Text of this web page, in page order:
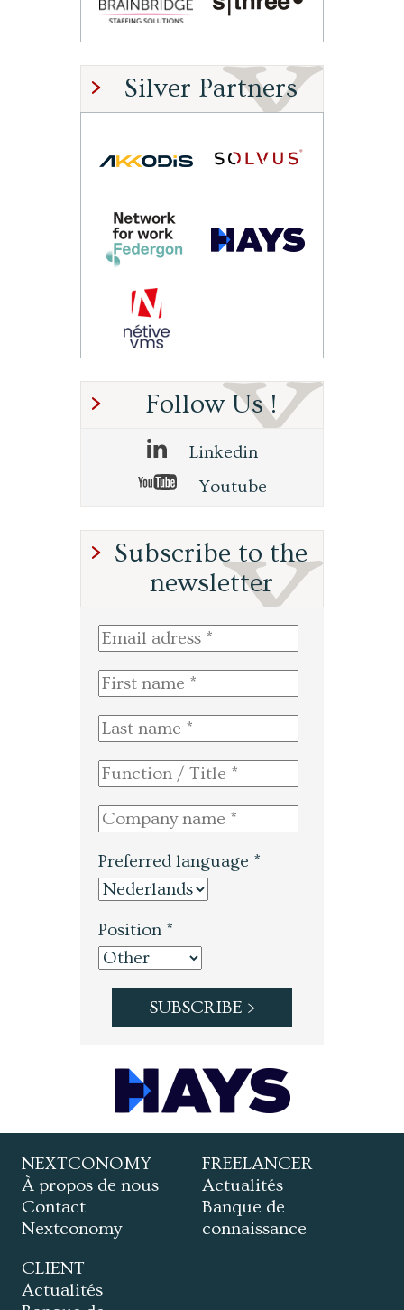
Silver Partners
Follow Us !
Linkedin
Youtube
Subscribe to the
newsletter
Preferred language *
Position *
NEXTCONOMY
À propos de nous
Contact
Nextconomy
FREELANCER
Actualités
Banque de
connaissance
CLIENT
Actualités